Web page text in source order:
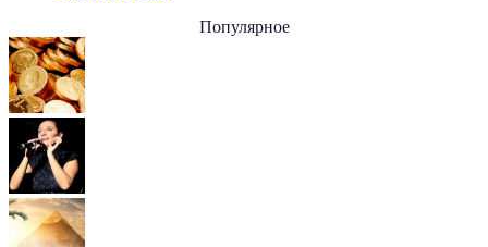
Популярное